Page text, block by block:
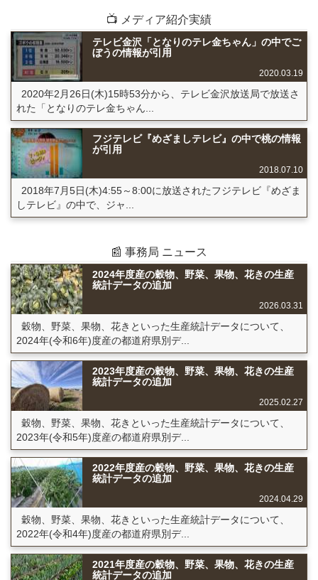
📺 メディア紹介実績
テレビ金沢「となりのテレ金ちゃん」の中でご
ぼうの情報が引用
2020.03.19
2020年2月26日(木)15時53分から、テレビ金沢放送局で放送さ
れた「となりのテレ金ちゃん...
フジテレビ『めざましテレビ』の中で桃の情報
が引用
2018.07.10
2018年7月5日(木)4:55～8:00に放送されたフジテレビ『めざま
しテレビ』の中で、ジャ...
📰 事務局 ニュース
2024年度産の穀物、野菜、果物、花きの生産
統計データの追加
2026.03.31
穀物、野菜、果物、花きといった生産統計データについて、
2024年(令和6年)度産の都道府県別デ...
2023年度産の穀物、野菜、果物、花きの生産
統計データの追加
2025.02.27
穀物、野菜、果物、花きといった生産統計データについて、
2023年(令和5年)度産の都道府県別デ...
2022年度産の穀物、野菜、果物、花きの生産
統計データの追加
2024.04.29
穀物、野菜、果物、花きといった生産統計データについて、
2022年(令和4年)度産の都道府県別デ...
2021年度産の穀物、野菜、果物、花きの生産
統計データの追加